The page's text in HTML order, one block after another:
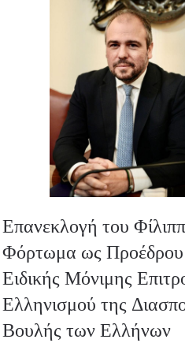
Επανεκλογή του
Φόρτωμα ως Προέδρου
Ειδικής Μόνιμης
Ελληνισμού της
Βουλής των Ελλήνων